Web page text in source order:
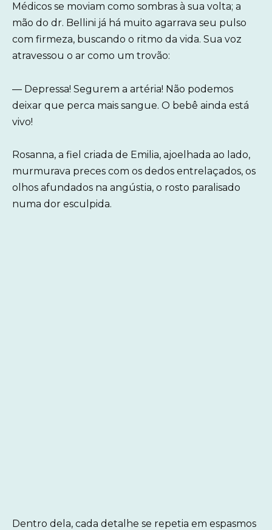
Médicos se moviam como sombras à sua volta; a
mão do dr. Bellini já há muito agarrava seu pulso
com firmeza, buscando o ritmo da vida. Sua voz
atravessou o ar como um trovão:
— Depressa! Segurem a artéria! Não podemos
deixar que perca mais sangue. O bebê ainda está
vivo!
Rosanna, a fiel criada de Emilia, ajoelhada ao lado,
murmurava preces com os dedos entrelaçados, os
olhos afundados na angústia, o rosto paralisado
numa dor esculpida.
Dentro dela, cada detalhe se repetia em espasmos